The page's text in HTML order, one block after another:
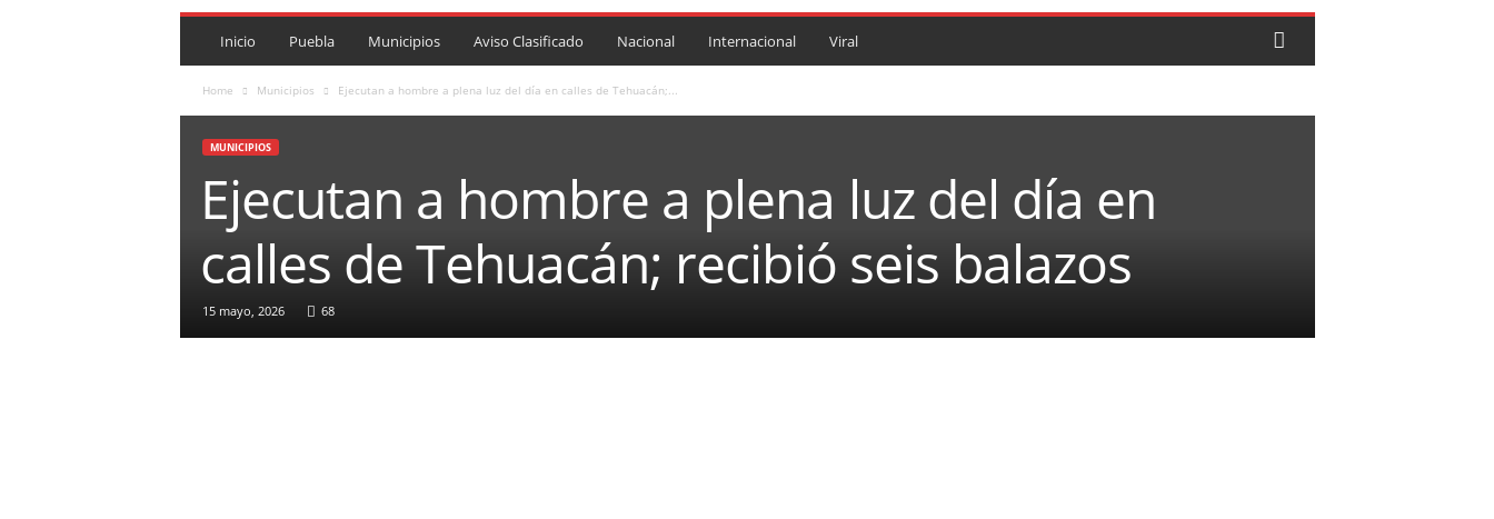
P
Inicio Puebla Municipios Aviso Clasificado Nacional Internacional Viral
Home Municipios Ejecutan a hombre a plena luz del día en calles de Tehuacán;...
MUNICIPIOS
Ejecutan a hombre a plena luz del día en
calles de Tehuacán; recibió seis balazos
15 mayo, 2026 68